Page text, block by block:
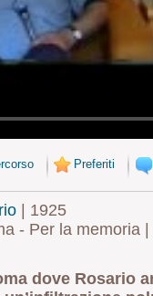
Preferiti
| 1925
- Per la memoria
dove Rosario